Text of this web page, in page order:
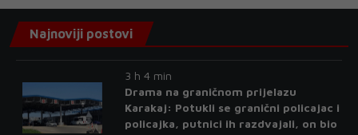
Najnoviji postovi
3 h 4 min
Drama na graničnom prijelazu
Karakaj: Potukli se granični policajac i
policajka, putnici ih razdvajali, on bio